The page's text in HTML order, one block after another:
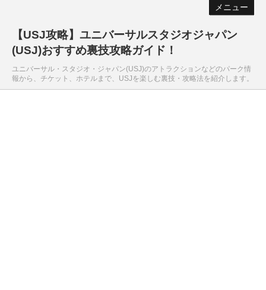
メニュー
【USJ攻略】ユニバーサルスタジオジャパン
(USJ)おすすめ裏技攻略ガイド！
ユニバーサル・スタジオ・ジャパン(USJ)のアトラクションなどのパーク情
報から、チケット、ホテルまで、USJを楽しむ裏技・攻略法を紹介します。